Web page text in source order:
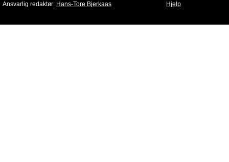
Ansvarlig redaktør: Hans-Tore Bjerkaas
Hjelp